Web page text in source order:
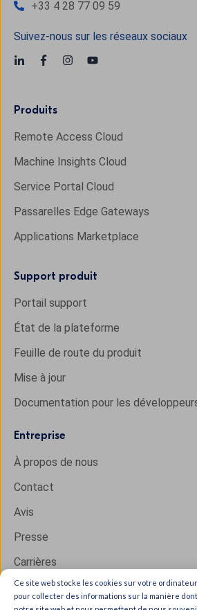
Ce site web stocke les cookies sur votre
pour collecter des informations sur la manière
+33 4 28 77 09 59
Suivez-nous sur les réseaux sociaux
Produits
Remote Access Cloud
Machine Insights Cloud
Service Portal Cloud
Passarelles Edge Gateways
Applications Marketplace
Support produit
Portail support
État de la plateforme
Feuille de route du produit
Mise à jour
Documentation pour les
Entreprise
À propos de nous
Contact
Avis
Presse
Carrières